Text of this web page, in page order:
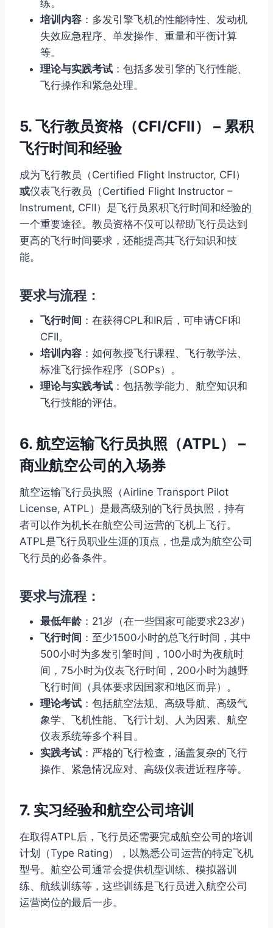
练。
培训内容 ：多发引擎飞机的性能特性、发动机
失效应急程序、单发操作、重量和平衡计算
等。
理论与实践考试 ：包括多发引擎的飞行性能、
飞行操作和紧急处理。
5. 飞行教员资格（CFI/CFII） – 累积
飞行时间和经验
成为飞行教员（Certified Flight Instructor, CFI）
或仪表飞行教员（Certified Flight Instructor –
Instrument, CFII）是飞行员累积飞行时间和经验的
一个重要途径。教员资格不仅可以帮助飞行员达到
更高的飞行时间要求，还能提高其飞行知识和技
能。
要求与流程：
飞行时间 ：在获得CPL和IR后，可申请CFI和
CFII。
培训内容 ：如何教授飞行课程、飞行教学法、
标准飞行操作程序（SOPs）。
理论与实践考试 ：包括教学能力、航空知识和
飞行技能的评估。
6. 航空运输飞行员执照（ATPL） –
商业航空公司的入场券
航空运输飞行员执照（Airline Transport Pilot
License, ATPL）是最高级别的飞行员执照，持有
者可以作为机长在航空公司运营的飞机上飞行。
ATPL是飞行员职业生涯的顶点，也是成为航空公司
飞行员的必备条件。
要求与流程：
最低年龄 ：21岁（在一些国家可能要求23岁）
飞行时间 ：至少1500小时的总飞行时间，其中
500小时为多发引擎时间，100小时为夜航时
间，75小时为仪表飞行时间，200小时为越野
飞行时间（具体要求因国家和地区而异）。
理论考试 ：包括航空法规、高级导航、高级气
象学、飞机性能、飞行计划、人为因素、航空
仪表系统等多个科目。
实践考试 ：严格的飞行检查，涵盖复杂的飞行
操作、紧急情况应对、高级仪表进近程序等。
7. 实习经验和航空公司培训
在取得ATPL后，飞行员还需要完成航空公司的培训
计划（Type Rating），以熟悉公司运营的特定飞机
型号。航空公司通常会提供机型训练、模拟器训
练、航线训练等，这些训练是飞行员进入航空公司
运营岗位的最后一步。